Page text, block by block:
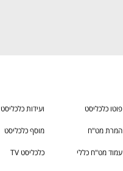
פוטו כלכליסט ועידות כלכליסט
המרת מט"ח מוסף כלכליסט
עמוד מט"ח כללי כלכליסט TV